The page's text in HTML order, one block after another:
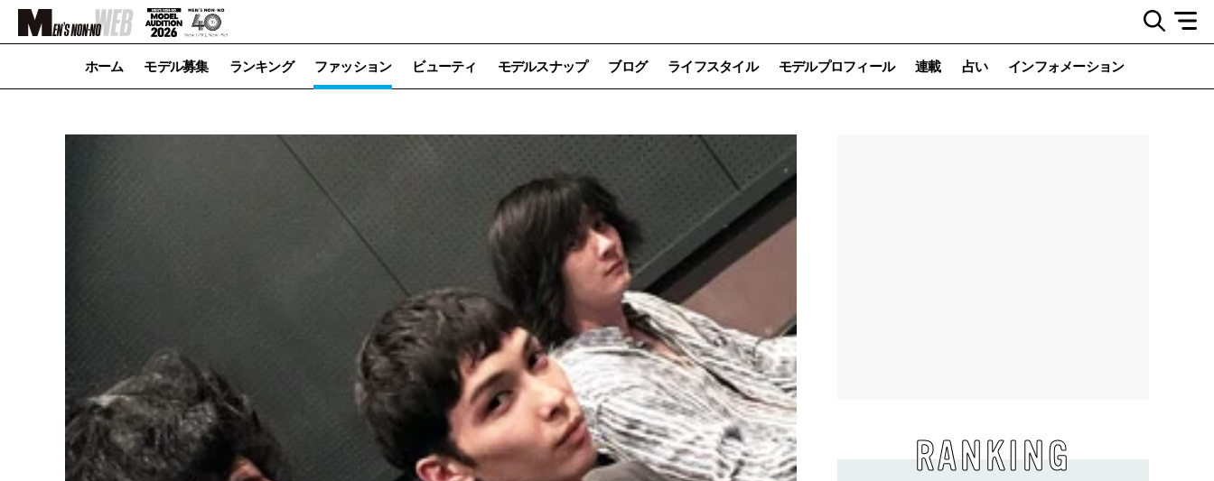
ホーム モデル募集 ランキング ファッション ビューティ モデルスナップ ブログ ライフスタイル モデルプロフィール 連載 占い インフォメーション
RANKING